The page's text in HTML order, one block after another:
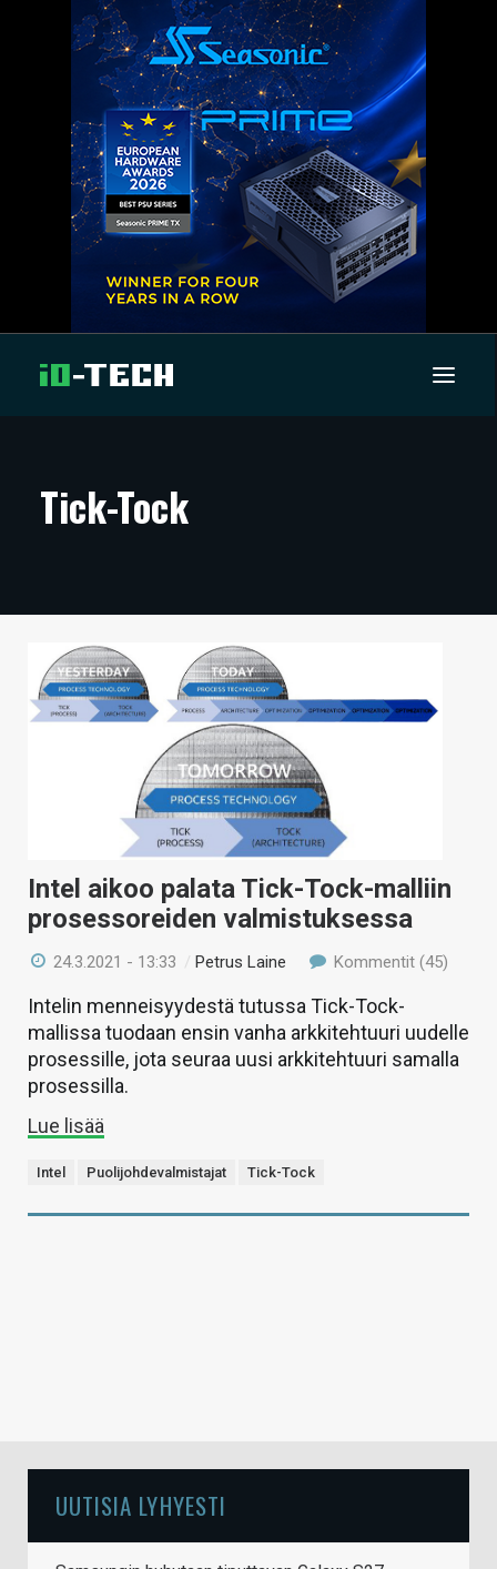
ARTIKKELIT
TECHBBS
TIETOA
HINTA.FI
HAKU
Tick-Tock
Intel aikoo palata Tick-Tock-malliin
prosessoreiden valmistuksessa
24.3.2021 - 13:33 /Petrus Laine Kommentit (45)
Intelin menneisyydestä tutussa Tick-Tock-
mallissa tuodaan ensin vanha arkkitehtuuri uudelle
prosessille, jota seuraa uusi arkkitehtuuri samalla
prosessilla.
Lue lisää
Intel Puolijohdevalmistajat Tick-Tock
UUTISIA LYHYESTI